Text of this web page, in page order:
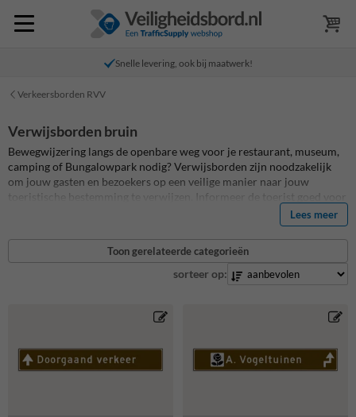
Snelle levering, ook bij maatwerk!
Verkeersborden RVV
Verwijsborden bruin
Bewegwijzering langs de openbare weg voor je restaurant, museum,
camping of Bungalowpark nodig? Verwijsborden zijn noodzakelijk
om jouw gasten en bezoekers op een veilige manier naar jouw
toeristische bestemming te verwijzen. Informeer de toerist goed voor
een vlot en veilige route naar hun bestemming. Met deze toeristische
bewegwijzeringsborden komt dit helemaal goed! Ontwerp bij ons zelf
je toeristische verwijsborden of strokenborden! Slechte
bewegwijzering leidt tot frustraties en irritaties bij bezoekers en
klanten. Zorg voor goede bewegwijzering met o.a. routeborden welke
ANWB toeristiche verwijsborden! Voeg zelf teksten, ANWB
verwijsborden worden van aluminium geproduceerd met uiterst
duurzame en dubbel omgezette rand.
Lees meer
Toon gerelateerde categorieën
sorteer op: